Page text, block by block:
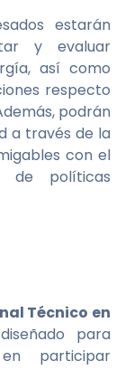
estarán
y evaluar
así como
respecto
podrán
a través de la
con el
de políticas
Técnico en
para
participar